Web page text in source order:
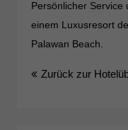
Persönlicher Service
einem Luxusresort
Palawan Beach.
Zurück zur